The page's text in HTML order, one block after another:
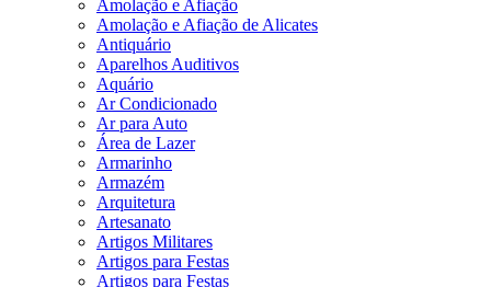
Amolação e Afiação
Amolação e Afiação de Alicates
Antiquário
Aparelhos Auditivos
Aquário
Ar Condicionado
Ar para Auto
Área de Lazer
Armarinho
Armazém
Arquitetura
Artesanato
Artigos Militares
Artigos para Festas
Artigos para Festas